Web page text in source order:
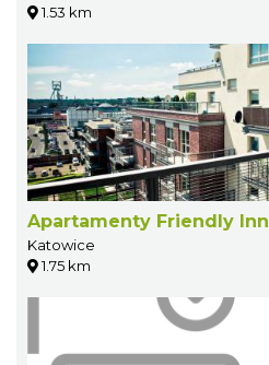
1.53 km
Apartamenty Friendly Inn
Katowice
1.75 km